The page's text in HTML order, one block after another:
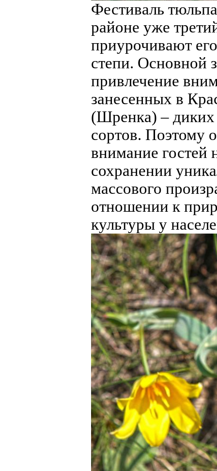
Фестиваль
районе уже
приурочивают
степи. Основной
привлечение
занесенных в
(Шренка) – диких
сортов. Поэтому
внимание гостей
сохранении
массового
отношении к
культуры у